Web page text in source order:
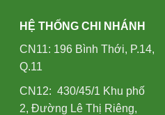
HỆ THỐNG CHI NHÁNH
CN11: 196 Bình Thới, P.14,
Q.11
CN12: 430/45/1 Khu phố
2, Đường Lê Thị Riêng,